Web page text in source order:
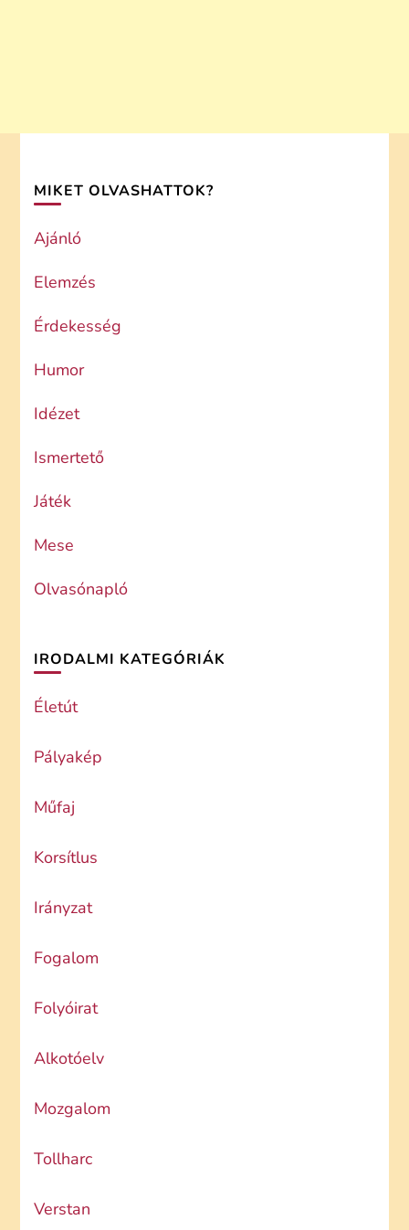
MIKET OLVASHATTOK?
Ajánló
Elemzés
Érdekesség
Humor
Idézet
Ismertető
Játék
Mese
Olvasónapló
IRODALMI KATEGÓRIÁK
Életút
Pályakép
Műfaj
Korsítlus
Irányzat
Fogalom
Folyóirat
Alkotóelv
Mozgalom
Tollharc
Verstan